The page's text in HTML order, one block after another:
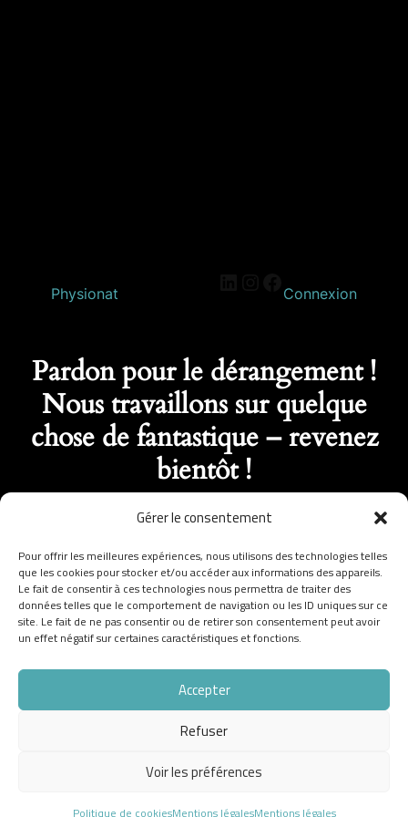
Gérer le consentement
Pour offrir les meilleures expériences, nous utilisons des technologies telles
que les cookies pour stocker et/ou accéder aux informations des appareils.
Le fait de consentir à ces technologies nous permettra de traiter des
données telles que le comportement de navigation ou les ID uniques sur ce
site. Le fait de ne pas consentir ou de retirer son consentement peut avoir
un effet négatif sur certaines caractéristiques et fonctions.
Accepter
Refuser
Voir les préférences
Politique de cookiesMentions légalesMentions légales
Physionat Connexion
Pardon pour le dérangement !
Nous travaillons sur quelque
chose de fantastique – revenez
bientôt !